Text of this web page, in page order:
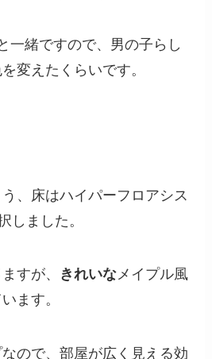
一緒ですので、男の子らし
変えたくらいです。
、床はハイパーフロアシス
しました。
すが、 きれいなメイプル風
ます。
ので、部屋が広く見える効